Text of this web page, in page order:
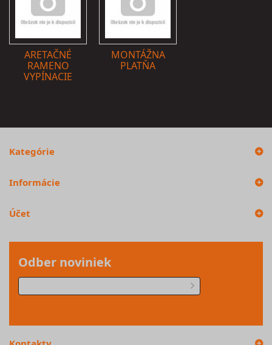
ARETAČNÉ
RAMENO
VYPÍNACIE
MONTÁŽNA
PLATŇA
Kategórie
Informácie
Účet
Odber noviniek